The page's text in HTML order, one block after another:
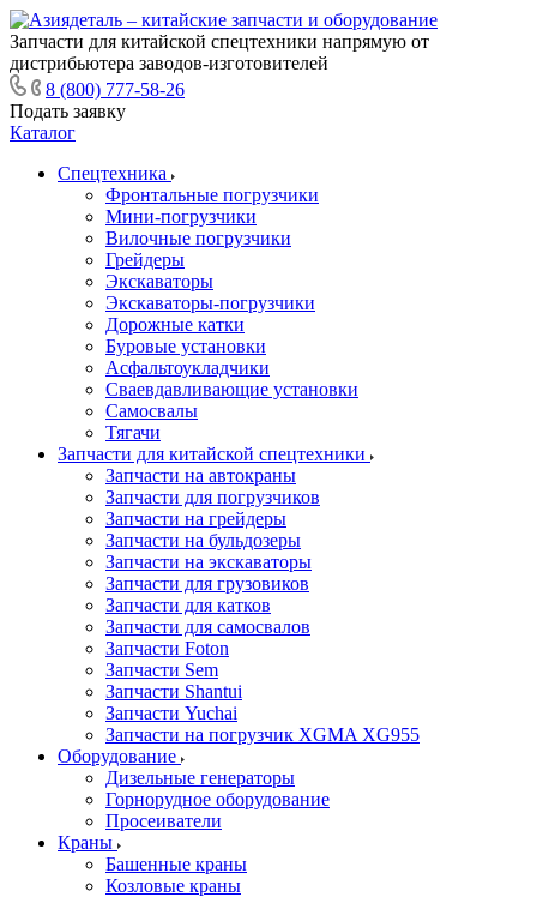
Запчасти для китайской спецтехники напрямую от
дистрибьютера заводов-изготовителей
8 (800) 777-58-26
Подать заявку
Каталог
Спецтехника
Фронтальные погрузчики
Мини-погрузчики
Вилочные погрузчики
Грейдеры
Экскаваторы
Экскаваторы-погрузчики
Дорожные катки
Буровые установки
Асфальтоукладчики
Сваевдавливающие установки
Самосвалы
Тягачи
Запчасти для китайской спецтехники
Запчасти на автокраны
Запчасти для погрузчиков
Запчасти на грейдеры
Запчасти на бульдозеры
Запчасти на экскаваторы
Запчасти для грузовиков
Запчасти для катков
Запчасти для самосвалов
Запчасти Foton
Запчасти Sem
Запчасти Shantui
Запчасти Yuchai
Запчасти на погрузчик XGMA XG955
Оборудование
Дизельные генераторы
Горнорудное оборудование
Просеиватели
Краны
Башенные краны
Козловые краны